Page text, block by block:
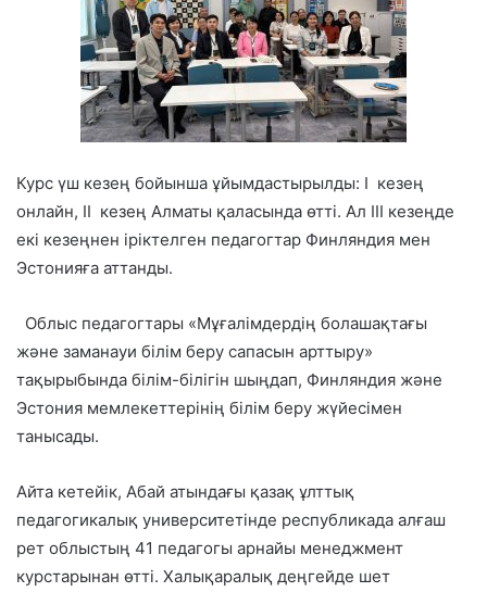
Курс үш кезең бойынша ұйымдастырылды: І кезең
онлайн, ІІ кезең Алматы қаласында өтті. Ал ІІІ кезеңде
екі кезеңнен іріктелген педагогтар Финляндия мен
Эстонияға аттанды.
Облыс педагогтары «Мұғалімдердің болашақтағы
және заманауи білім беру сапасын арттыру»
тақырыбында білім-білігін шыңдап, Финляндия және
Эстония мемлекеттерінің білім беру жүйесімен
танысады.
Айта кетейік, Абай атындағы қазақ ұлттық
педагогикалық университетінде республикада алғаш
рет облыстың 41 педагогы арнайы менеджмент
курстарынан өтті. Халықаралық деңгейде шет